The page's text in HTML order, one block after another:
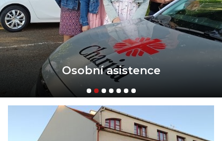
Osobní asistence